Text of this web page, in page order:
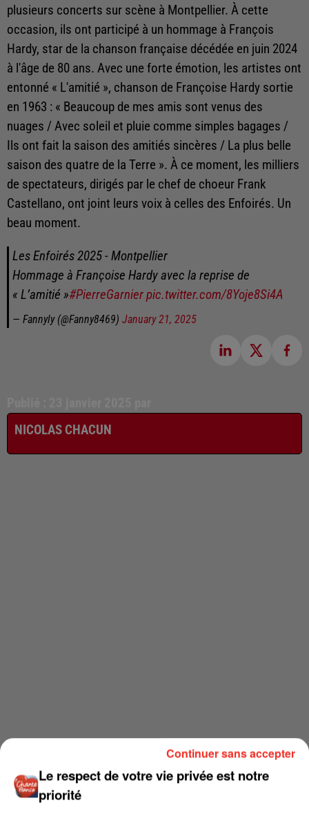
plusieurs concerts sur scène à Montpellier. À cette
occasion, ils ont participé à un hommage à François
Hardy, star de la chanson française décédée en juin 2024
à l'âge de 80 ans. Avec une forte émotion, les artistes ont
entonné « L'amitié », chanson de Françoise Hardy sortie
en 1963 : « Beaucoup de mes amis sont venus des
nuages / Avec soleil et pluie comme simples bagages /
Ils ont fait la saison des amitiés sincères / La plus belle
saison des quatre de la Terre ». À ce moment, les milliers
de spectateurs, dirigés par le chef de choeur Frank
Castellano, ont joint leurs voix à celles des Enfoirés. Un
beau moment.
Les Enfoirés 2025 - Montpellier
Hommage à Françoise Hardy avec la reprise de
« L’amitié »#PierreGarnierpic.twitter.com/8Yoje8Si4A
— Fannyly (@Fanny8469) January 21, 2025
NICOLAS CHACUN
Le respect de votre vie privée est notre
priorité
Continuer sans accepter